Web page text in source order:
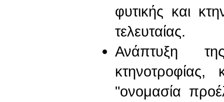
φυτικής και
τελευταίας.
Ανάπτυξη
"ονομασία